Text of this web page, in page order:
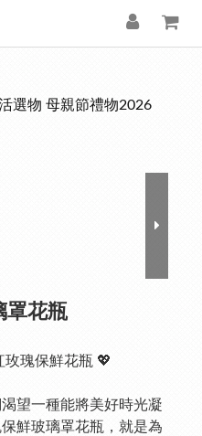
選物 母親節禮物2026
罩花瓶
瑰保鮮花瓶 💖
望一種能將美好時光凝
鮮玻璃罩花瓶，就是為